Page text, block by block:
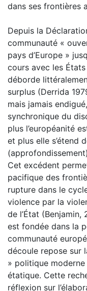
dans ses frontières
Depuis la
communauté «
pays d’Europe »
cours avec les États
déborde
surplus (Derrida
mais jamais
synchronique du
plus l’européanité
et plus elle s’étend
Cet excédent
pacifique des
rupture dans le
violence par la
de l’État
est fondée dans la
communauté
découle repose sur
» politique
étatique. Cette
réflexion sur